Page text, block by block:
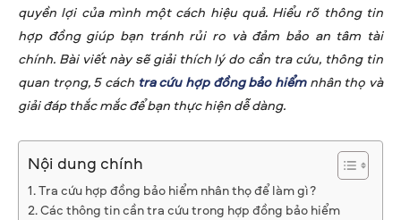
quyền lợi của mình một cách hiệu quả. Hiểu rõ thông tin
hợp đồng giúp bạn tránh rủi ro và đảm bảo an tâm tài
chính. Bài viết này sẽ giải thích lý do cần tra cứu, thông tin
quan trọng, 5 cách tra cứu hợp đồng bảo hiểmnhân thọ và
giải đáp thắc mắc để bạn thực hiện dễ dàng.
Nội dung chính
Tra cứu hợp đồng bảo hiểm nhân thọ để làm gì?
Các thông tin cần tra cứu trong hợp đồng bảo hiểm